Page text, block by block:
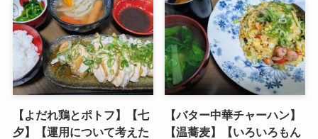
【よだれ鶏とポトフ】【七
夕】【運用について考えた
【バター中華チャーハン】
【温蕎麦】【いろいろもん